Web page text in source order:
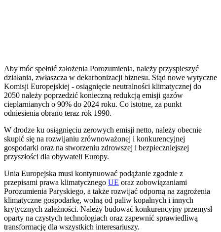
Aby móc spełnić założenia Porozumienia, należy przyspieszyć
działania, zwłaszcza w dekarbonizacji biznesu. Stąd nowe wytyczne
Komisji Europejskiej - osiągnięcie neutralności klimatycznej do
2050 należy poprzedzić konieczną redukcją emisji gazów
cieplarnianych o 90% do 2024 roku. Co istotne, za punkt
odniesienia obrano teraz rok 1990.
W drodze ku osiągnięciu zerowych emisji netto, należy obecnie
skupić się na rozwijaniu zrównoważonej i konkurencyjnej
gospodarki oraz na stworzeniu zdrowszej i bezpieczniejszej
przyszłości dla obywateli Europy.
Unia Europejska musi kontynuować podążanie zgodnie z
przepisami prawa klimatycznego UE oraz zobowiązaniami
Porozumienia Paryskiego, a także rozwijać odporną na zagrożenia
klimatyczne gospodarkę, wolną od paliw kopalnych i innych
krytycznych zależności. Należy budować konkurencyjny przemysł
oparty na czystych technologiach oraz zapewnić sprawiedliwą
transformację dla wszystkich interesariuszy.